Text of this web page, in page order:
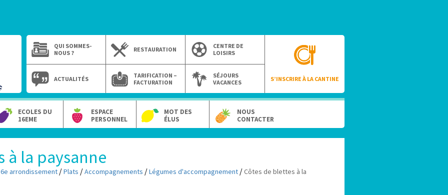
QUI SOMMES-
NOUS ?
RESTAURATION
CENTRE DE
LOISIRS
S’INSCRIRE À LA CANTINE
ACTUALITÉS
TARIFICATION –
FACTURATION
SÉJOURS
VACANCES
ECOLES DU
16EME
ESPACE
PERSONNEL
MOT DES
ÉLUS
NOUS
CONTACTER
à la paysanne
arrondissement /Plats /Accompagnements /Légumes d'accompagnement /Côtes de blettes à la